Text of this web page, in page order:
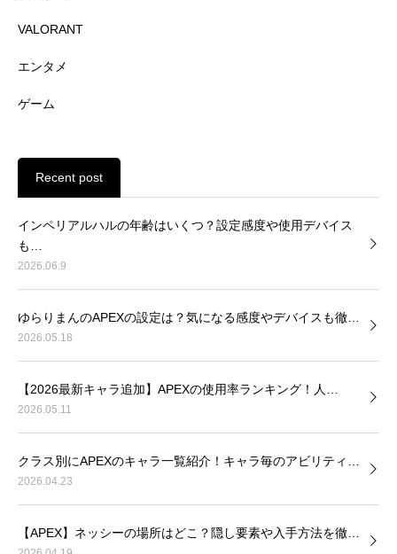
VALORANT
エンタメ
ゲーム
Recent post
インペリアルハルの年齢はいくつ？設定感度や使用デバイス
も…
2026.06.9
ゆらりまんのAPEXの設定は？気になる感度やデバイスも徹…
2026.05.18
【2026最新キャラ追加】APEXの使用率ランキング！人…
2026.05.11
クラス別にAPEXのキャラ一覧紹介！キャラ毎のアビリティ…
2026.04.23
【APEX】ネッシーの場所はどこ？隠し要素や入手方法を徹…